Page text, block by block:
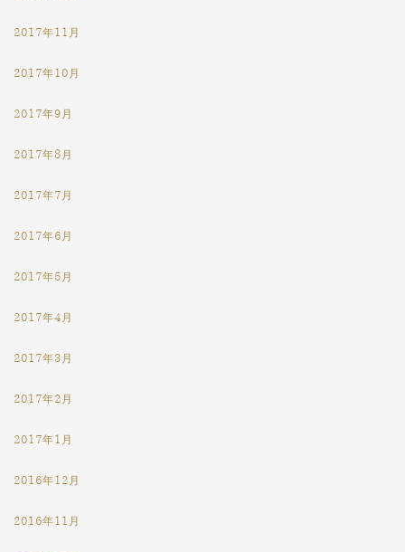
2017年11月
2017年10月
2017年9月
2017年8月
2017年7月
2017年6月
2017年5月
2017年4月
2017年3月
2017年2月
2017年1月
2016年12月
2016年11月